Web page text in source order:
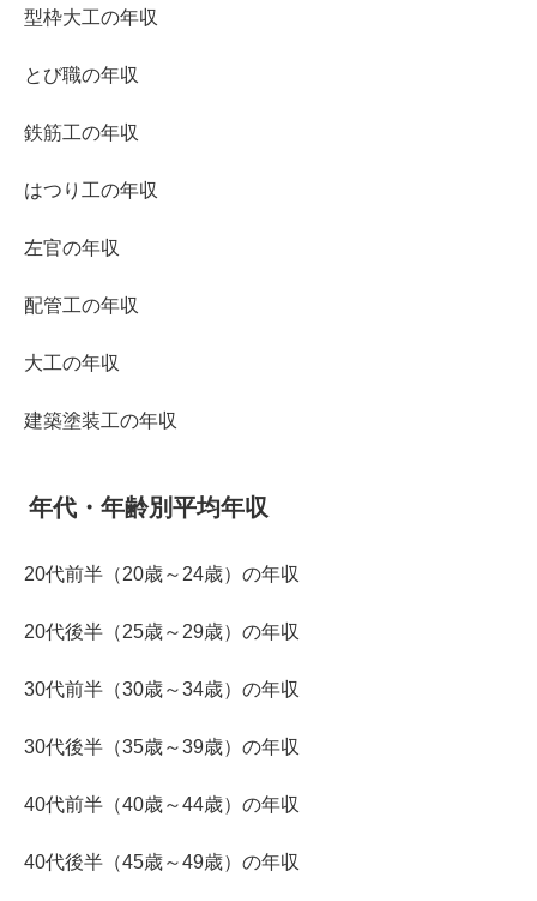
型枠大工の年収
とび職の年収
鉄筋工の年収
はつり工の年収
左官の年収
配管工の年収
大工の年収
建築塗装工の年収
年代・年齢別平均年収
20代前半（20歳～24歳）の年収
20代後半（25歳～29歳）の年収
30代前半（30歳～34歳）の年収
30代後半（35歳～39歳）の年収
40代前半（40歳～44歳）の年収
40代後半（45歳～49歳）の年収